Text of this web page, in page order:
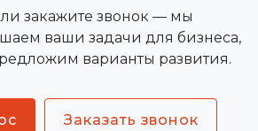
закажите звонок — мы
ваши задачи для бизнеса,
варианты развития.
Заказать звонок